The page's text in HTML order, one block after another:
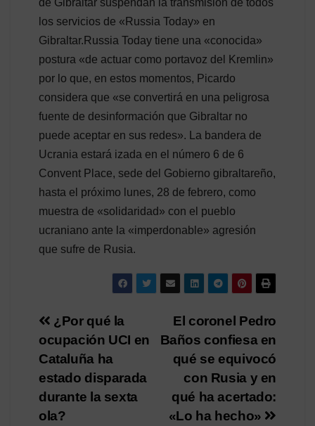
los servicios de «Russia Today» en
Gibraltar.Russia Today tiene una «conocida»
postura «de actuar como portavoz del Kremlin»
por lo que, en estos momentos, Picardo
considera que «se convertirá en una peligrosa
fuente de desinformación que Gibraltar no
puede aceptar en sus redes». La bandera de
Ucrania estará izada en el número 6 de 6
Convent Place, sede del Gobierno gibraltareño,
hasta el próximo lunes, 28 de febrero, como
muestra de «solidaridad» con el pueblo
ucraniano ante la «imperdonable» agresión
que sufre de Rusia.
Navegación
de
entradas
El coronel Pedro
Baños confiesa en
qué se equivocó
con Rusia y en
qué ha acertado:
«Lo ha hecho»
¿Por qué la
ocupación UCI en
Cataluña ha
estado disparada
durante la sexta
ola?